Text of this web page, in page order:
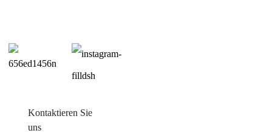
Kontaktieren Sie
uns